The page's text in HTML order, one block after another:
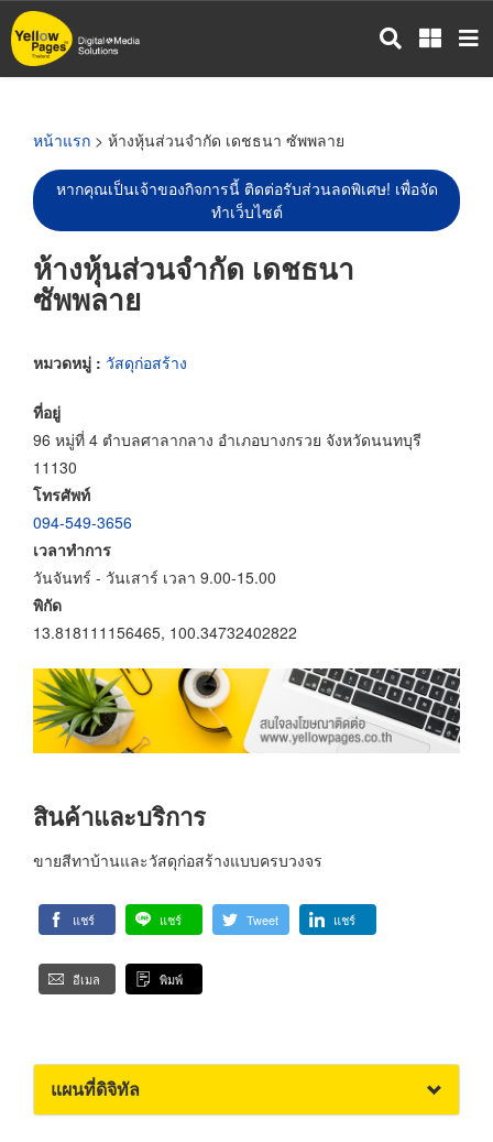
ข้าม
ไป
หน้าแรก > ห้างหุ้นส่วนจำกัด เดชธนา ซัพพลาย
หากคุณเป็นเจ้าของกิจการนี้ ติดต่อรับส่วนลดพิเศษ! เพื่อจัด
ทำเว็บไซต์
ห้างหุ้นส่วนจำกัด เดชธนา
ซัพพลาย
หมวดหมู่ : วัสดุก่อสร้าง
ที่อยู่
96 หมู่ที่ 4 ตำบลศาลากลาง อำเภอบางกรวย จังหวัดนนทบุรี
11130
โทรศัพท์
094-549-3656
เวลาทำการ
วันจันทร์ - วันเสาร์ เวลา 9.00-15.00
พิกัด
13.818111156465, 100.34732402822
สินค้าและบริการ
ขายสีทาบ้านและวัสดุก่อสร้างแบบครบวงจร
แชร์ แชร์ Tweet แชร์
อีเมล พิมพ์
แผนที่ดิจิทัล